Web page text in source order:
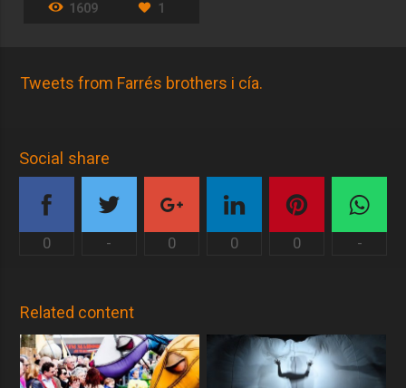
1609 1
Tweets from Farrés brothers i cía.
Social share
0 - 0 0 0 -
Related content